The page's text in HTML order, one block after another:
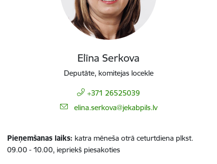
Elīna Serkova
Deputāte, komitejas locekle
+371 26525039
E-pasts:
elina.serkova@jekabpils.lv
Pieņemšanas laiks: katra mēneša otrā ceturtdiena plkst.
09.00 - 10.00, iepriekš piesakoties